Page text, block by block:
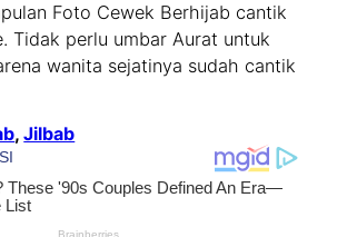
Foto Cewek Berhijab cantik
Tidak perlu umbar Aurat untuk
wanita sejatinya sudah cantik
, Jilbab